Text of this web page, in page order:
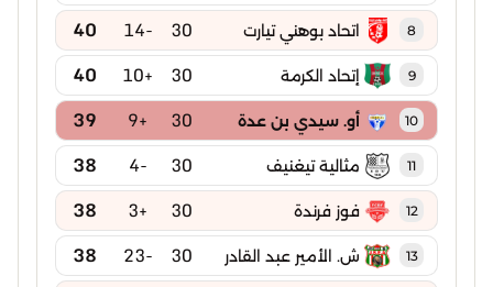
8 اتحاد بوهني تيارت 30
-14
40
9 إتحاد الكرمة 30
+10
40
10 أو. سيدي بن عدة 30
+9
39
11 مثالية تيغنيف 30
-4
38
12 فوز فرندة 30
+3
38
13 ش. الأمير عبد القادر 30
-23
38